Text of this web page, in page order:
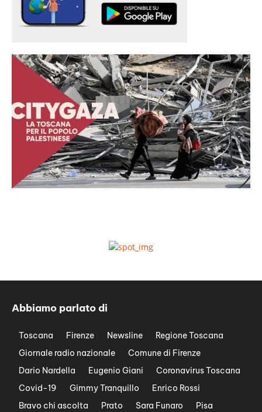
Abbiamo parlato di
Toscana Firenze Newsline
Regione Toscana
Giornale radio nazionale
Comune di Firenze
Dario Nardella
Eugenio Giani
Coronavirus Toscana
Covid-19
Gimmy Tranquillo
Enrico Rossi
Bravo chi ascolta
Prato Sara Funaro
Pisa